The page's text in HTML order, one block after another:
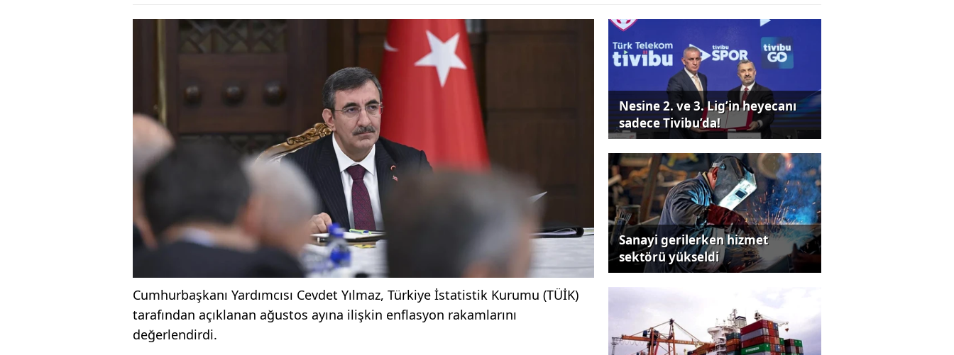
Cumhurbaşkanı Yardımcısı Cevdet Yılmaz, Türkiye İstatistik Kurumu (TÜİK)
tarafından açıklanan ağustos ayına ilişkin enflasyon rakamlarını
değerlendirdi.
Nesine 2. ve 3. Lig’in heyecanı
sadece Tivibu’da!
Sanayi gerilerken hizmet
sektörü yükseldi